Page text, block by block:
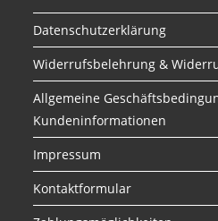
Datenschutzerklärung
Widerrufsbelehrung &
Allgemeine
Kundeninformationen
Impressum
Kontaktformular